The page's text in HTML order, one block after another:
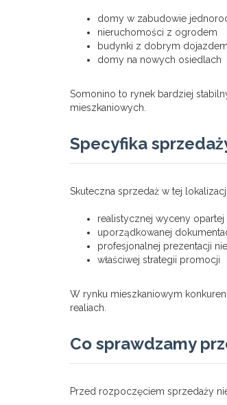
domy w zabudowie
nieruchomości z ogrodem
budynki z dobrym
domy na nowych osiedlach
Somonino to rynek bardziej
mieszkaniowych.
Specyfika
Skuteczna sprzedaż w tej
realistycznej wyceny opartej
uporządkowanej
profesjonalnej prezentacji
właściwej strategii promocji
W rynku mieszkaniowym
realiach.
Co sprawdzamy
Przed rozpoczęciem sprzedaży